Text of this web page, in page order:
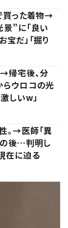
買った着物→
”に「良い
宝だ」「掘り
帰宅後、分
ウロコの光
しいw」
。→医師「異
の後…判明し
在に迫る